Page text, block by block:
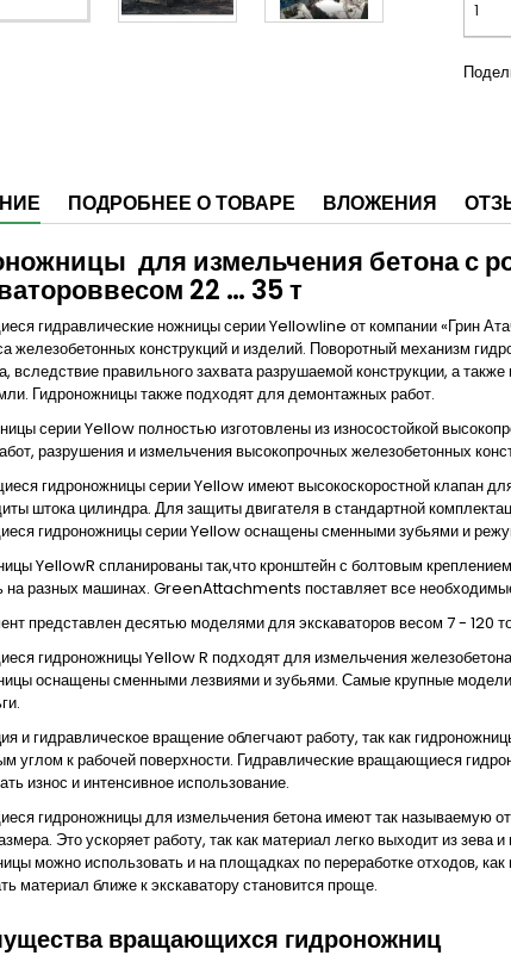
ПОДРОБНЕЕ О ТОВАРЕ ВЛОЖЕНИЯ
для измельчения бетона с
22 … 35 т
гидравлические ножницы серии Yellowline от компании «Грин
железобетонных конструкций и изделий. Поворотный механизм
вследствие правильного захвата разрушаемой конструкции, а
Гидроножницы также подходят для демонтажных работ.
серии Yellow полностью изготовлены из износостойкой
разрушения и измельчения высокопрочных железобетонных
гидроножницы серии Yellow имеют высокоскоростной клапан
штока цилиндра. Для защиты двигателя в стандартной
гидроножницы серии Yellow оснащены сменными зубьями и
YellowR спланированы так,что кронштейн с болтовым
на разных машинах. GreenAttachments поставляет все
представлен десятью моделями для экскаваторов весом 7 - 120
гидроножницыYellow R подходят для измельчения
оснащены сменными лезвиями и зубьями. Самые крупные модели
и гидравлическое вращение облегчают работу, так как
углом к рабочей поверхности. Гидравлические вращающиеся
износ и интенсивное использование.
гидроножницы для измельчения бетона имеют так называемую
Это ускоряет работу, так как материал легко выходит из
можно использовать и на площадках по переработке отходов,
материал ближе к экскаватору становится проще.
вращающихся гидроножниц